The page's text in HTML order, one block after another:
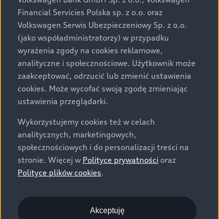
za dopłatą. Wiążące ustalenie ceny, wyposażenia i
specyfikacji pojazdu następują w umowie sprzedaży, a
określenie parametrów technicznych zawiera
świadectwo homologacji typu pojazdu. Zastrzegamy
sobie prawo do zmian i pomyłek. Wszelkie informacje
prezentowane na stronie są aktualne na dzień ich
zamieszczania. W celu uzyskania najnowszych
informacji prosimy kontaktować się z Partnerem Marki
Audi.
Wszystkie produkowane obecnie samochody marki Audi
są wykonywane z materiałów spełniających pod
względem możliwości odzysku i recyklingu wymagania
określone w normie ISO 22628 i są zgodne z
europejskimi świadectwami homologacji wydanymi wg
o.o. podlega obowiązkowi zapewnienia wszystkim
użytkownikom samochodów marki Volkswagen sieci
Financial Servicies Polska sp. z o.o. oraz
Volkswagen Serwis Ubezpieczeniowy Sp. z o.o.
(jako współadministratorzy) w przypadku
wyrażenia zgody na cookies reklamowe,
analityczne i społecznościowe. Użytkownik może
zaakceptować, odrzucić lub zmienić ustawienia
cookies. Może wycofać swoją zgodę zmieniając
ustawienia przeglądarki.
Wykorzystujemy cookies też w celach
analitycznych, marketingowych,
społecznościowych i do personalizacji treści na
stronie. Więcej w Polityce prywatności oraz
Polityce plików cookies.
Akceptuję